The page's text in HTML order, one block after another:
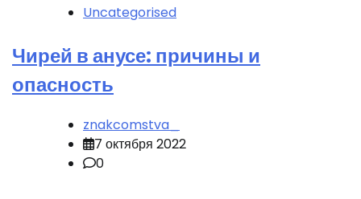
Uncategorised
Чирей в анусе: причины и
опасность
znakcomstva_
7 октября 2022
0